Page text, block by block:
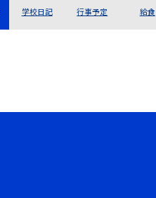
学校日記 行事予定 給食